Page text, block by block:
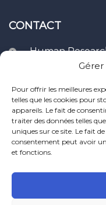
Pour offrir les meilleures
telles que les cookies pour
appareils. Le fait de
traiter des données telles
uniques sur ce site. Le fait
consentement peut avoir
et fonctions.
CONTACT
Human
Clavier
21400 Puits -
research.com